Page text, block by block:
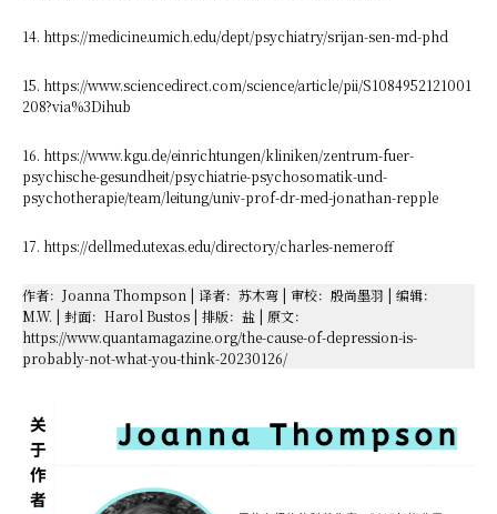
14. https://medicine.umich.edu/dept/psychiatry/srijan-sen-md-phd
15. https://www.sciencedirect.com/science/article/pii/S1084952121001
208?via%3Dihub
16. https://www.kgu.de/einrichtungen/kliniken/zentrum-fuer-
psychische-gesundheit/psychiatrie-psychosomatik-und-
psychotherapie/team/leitung/univ-prof-dr-med-jonathan-repple
17. https://dellmed.utexas.edu/directory/charles-nemeroff
作者：Joanna Thompson | 译者：苏木弯 | 审校：殷尚墨羽 | 编辑：
M.W. | 封面：Harol Bustos | 排版：盐 | 原文：
https://www.quantamagazine.org/the-cause-of-depression-is-
probably-not-what-you-think-20230126/